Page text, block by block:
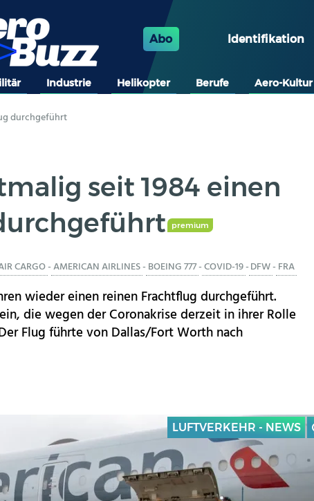
Abo Identifikation
Industrie Helikopter Berufe Aero-Kultur
durchgeführt
seit 1984 einen
premium
CARGO-AMERICAN AIRLINES- BOEING 777-COVID-19-DFW- FRA
wieder einen reinen Frachtflug durchgeführt.
die wegen der Coronakrise derzeit in ihrer Rolle
Flug führte von Dallas/Fort Worth nach
LUFTVERKEHR - NEWS